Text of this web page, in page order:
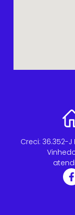
Creci: 36.352-
Vinhedo